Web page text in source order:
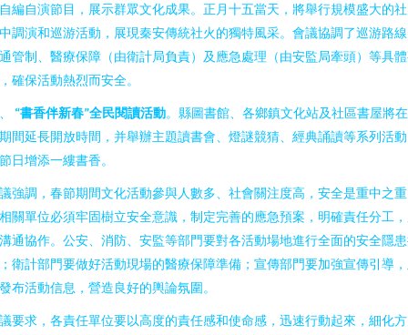
編自演節目，展示群眾文化成果。正月十五當天，將舉行規模盛大的
調演和巡游活動，展現秦安傳統社火的獨特風采。會議協調了巡游路
管制、醫療保障（由衛計局負責）及應急處理（由安監局牽頭）等具
確保活動熱烈而安全。
“書香伴新春”全民閱讀活動。縣圖書館、各鄉鎮文化站及社區書屋將
間延長開放時間，并舉辦主題讀書會、燈謎競猜、經典誦讀等系列活
日增添一縷書香。
強調，春節期間文化活動參與人數多、社會關注度高，安全是重中之
關單位必須牢固樹立安全意識，制定完善的應急預案，明確責任分工
通協作。公安、消防、安監等部門要對各活動場地進行全面的安全隱
衛計部門要做好活動現場的醫療保障準備；宣傳部門要加強宣傳引導
布活動信息，營造良好的輿論氛圍。
要求，各責任單位要以高度的責任感和使命感，迅速行動起來，細化方